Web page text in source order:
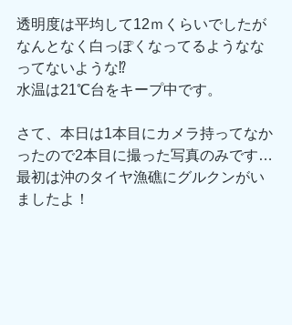
透明度は平均して12ｍくらいでしたが
なんとなく白っぽくなってるようなな
ってないような⁉
水温は21℃台をキープ中です。
さて、本日は1本目にカメラ持ってなか
ったので2本目に撮った写真のみです…
最初は沖のタイヤ漁礁にグルクンがい
ましたよ！